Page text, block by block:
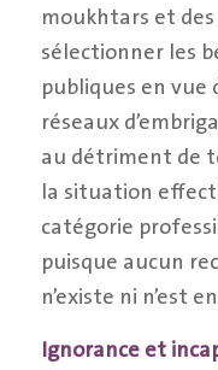
moukhtars et
sélectionner les
publiques en
réseaux
au détriment de
la situation
catégorie
puisque aucun
n’existe ni n’est
Ignorance et